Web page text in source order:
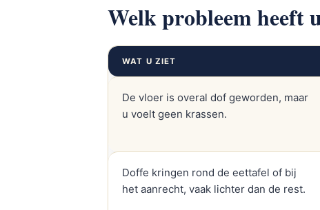
Welk probleem heeft
WAT U ZIET
De vloer is overal dof geworden, maar
u voelt geen krassen.
Doffe kringen rond de eettafel of bij
het aanrecht, vaak lichter dan de rest.